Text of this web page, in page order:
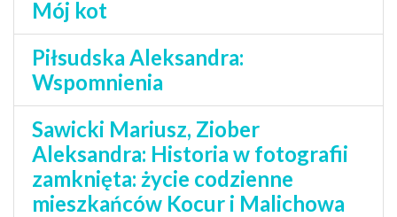
Mój kot
Piłsudska Aleksandra:
Wspomnienia
Sawicki Mariusz, Ziober
Aleksandra: Historia w fotografii
zamknięta: życie codzienne
mieszkańców Kocur i Malichowa